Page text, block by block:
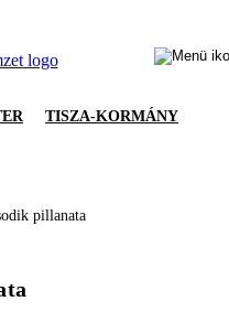
TISZA-KORMÁNY
pillanata